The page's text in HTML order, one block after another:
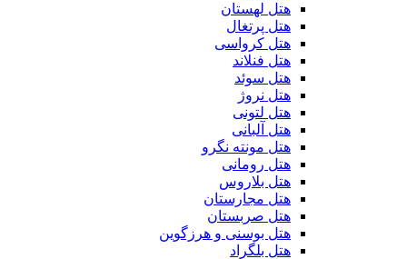
هتل لهستان
هتل پرتغال
هتل کرواسی
هتل فنلاند
هتل سوئد
هتل نروژ
هتل لتونی
هتل آلبانی
هتل مونته نگرو
هتل رومانی
هتل بلاروس
هتل مجارستان
هتل صربستان
هتل بوسنی و هرزگوین
هتل بلگراد